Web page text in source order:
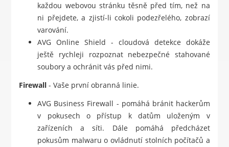
každou webovou stránku těsně před tím, než na
ni přejdete, a zjistí-li cokoli podezřelého, zobrazí
varování.
AVG Online Shield - cloudová detekce dokáže
ještě rychleji rozpoznat nebezpečné stahované
soubory a ochránit vás před nimi.
Firewall - Vaše první obranná linie.
AVG Business Firewall - pomáhá bránit hackerům
v pokusech o přístup k datům uloženým v
zařízeních a síti. Dále pomáhá předcházet
pokusům malwaru o ovládnutí stolních počítačů a